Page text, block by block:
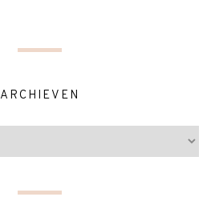
ARCHIEVEN